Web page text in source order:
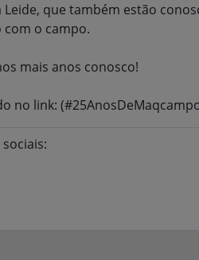
Leide, que também estão
com o campo.
mais anos conosco!
no link: